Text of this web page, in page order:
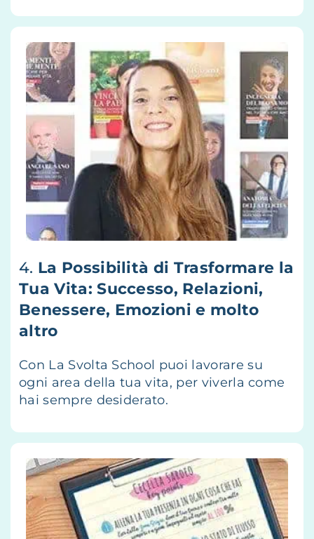
4. La Possibilità di Trasformare la
Tua Vita: Successo, Relazioni,
Benessere, Emozioni e molto
altro
Con La Svolta School puoi lavorare su
ogni area della tua vita, per viverla come
hai sempre desiderato.